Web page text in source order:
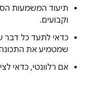
וקבועים.
כדאי לתעד כל דבר
שמטמיע את
אם רלוונטי, כדאי